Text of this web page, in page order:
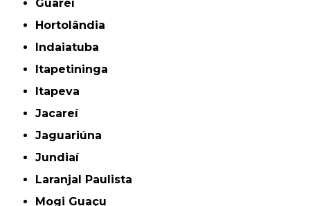
Guareí
Hortolândia
Indaiatuba
Itapetininga
Itapeva
Jacareí
Jaguariúna
Jundiaí
Laranjal Paulista
Mogi Guaçu